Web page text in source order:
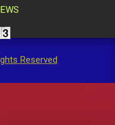
Reserved